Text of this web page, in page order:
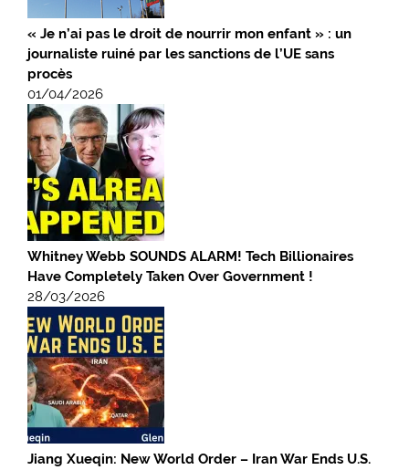
« Je n’ai pas le droit de nourrir mon enfant » : un
journaliste ruiné par les sanctions de l’UE sans
procès
01/04/2026
Whitney Webb SOUNDS ALARM! Tech Billionaires
Have Completely Taken Over Government !
28/03/2026
Jiang Xueqin: New World Order – Iran War Ends U.S.